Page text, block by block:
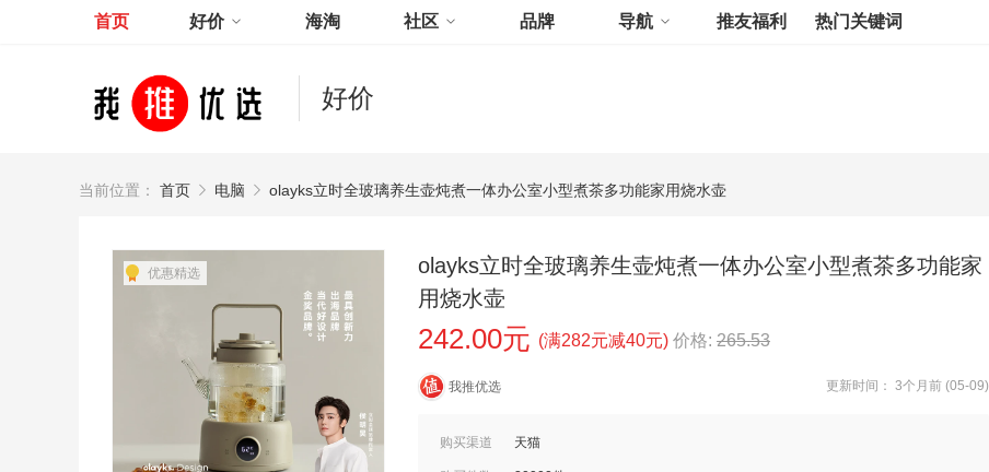
首页 好价 海淘 社区 品牌 导航 推友福利 热门关键词
好价
当前位置： 首页 电脑 olayks立时全玻璃养生壶炖煮一体办公室小型煮茶多功能家用烧水壶
优惠精选
olayks立时全玻璃养生壶炖煮一体办公室小型煮茶多功能家
用烧水壶
242.00元 (满282元减40元) 价格: 265.53
我推优选 更新时间： 3个月前 (05-09)
购买渠道 天猫